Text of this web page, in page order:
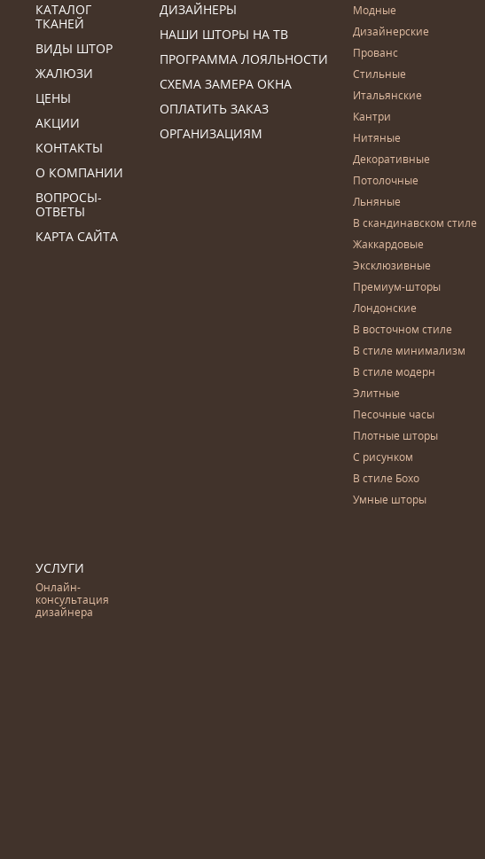
КАТАЛОГ
ТКАНЕЙ
ВИДЫ ШТОР
ЖАЛЮЗИ
ЦЕНЫ
АКЦИИ
КОНТАКТЫ
О КОМПАНИИ
ВОПРОСЫ-
ОТВЕТЫ
КАРТА САЙТА
ДИЗАЙНЕРЫ
НАШИ ШТОРЫ НА ТВ
ПРОГРАММА ЛОЯЛЬНОСТИ
СХЕМА ЗАМЕРА ОКНА
ОПЛАТИТЬ ЗАКАЗ
ОРГАНИЗАЦИЯМ
УСЛУГИ
Онлайн-
консультация
дизайнера
Модные
Дизайнерские
Прованс
Стильные
Итальянские
Кантри
Нитяные
Декоративные
Потолочные
Льняные
В скандинавском стиле
Жаккардовые
Эксклюзивные
Премиум-шторы
Лондонские
В восточном стиле
В стиле минимализм
В стиле модерн
Элитные
Песочные часы
Плотные шторы
С рисунком
В стиле Бохо
Умные шторы